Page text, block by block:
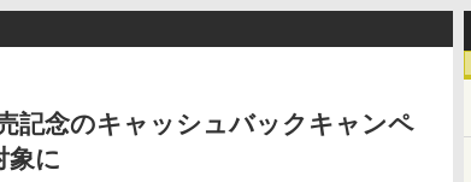
記念のキャッシュバックキャンペ
象に